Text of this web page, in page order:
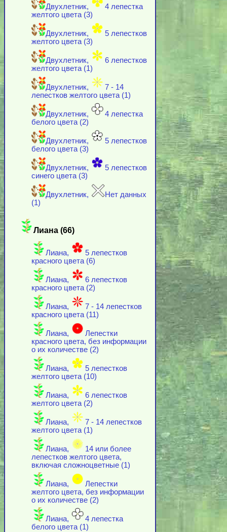
Двухлетник,
4 лепестка
желтого цвета (3)
Двухлетник,
5 лепестков
желтого цвета (3)
Двухлетник,
6 лепестков
желтого цвета (1)
Двухлетник,
7 - 14
лепестков желтого цвета (1)
Двухлетник,
4 лепестка
белого цвета (2)
Двухлетник,
5 лепестков
белого цвета (3)
Двухлетник,
5 лепестков
синего цвета (3)
Двухлетник,
Нет данных
(1)
Лиана (66)
Лиана,
5 лепестков
красного цвета (6)
Лиана,
6 лепестков
красного цвета (2)
Лиана,
7 - 14 лепестков
красного цвета (11)
Лиана,
Лепестки
красного цвета, без информации
о их количестве (2)
Лиана,
5 лепестков
желтого цвета (10)
Лиана,
6 лепестков
желтого цвета (2)
Лиана,
7 - 14 лепестков
желтого цвета (1)
Лиана,
14 или более
лепестков желтого цвета,
включая cложноцветные (1)
Лиана,
Лепестки
желтого цвета, без информации
о их количестве (2)
Лиана,
4 лепестка
белого цвета (1)